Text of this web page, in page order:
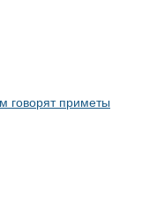
говорят приметы